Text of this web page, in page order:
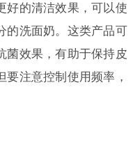
好的清洁效果，可以使
的洗面奶。这类产品可
菌效果，有助于保持皮
要注意控制使用频率，